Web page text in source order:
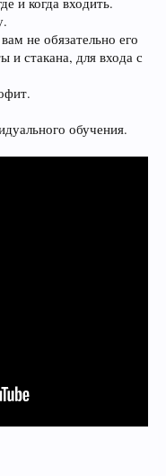
не обязательно его
и стакана, для входа с
обучения.